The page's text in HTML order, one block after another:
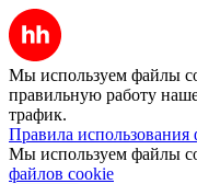
Мы используем файлы
правильную работу
трафик.
Правила использования
Мы используем файлы
файлов cookie